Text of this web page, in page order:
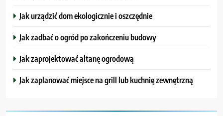
Jak urządzić dom ekologicznie i oszczędnie
Jak zadbać o ogród po zakończeniu budowy
Jak zaprojektować altanę ogrodową
Jak zaplanować miejsce na grill lub kuchnię zewnętrzną